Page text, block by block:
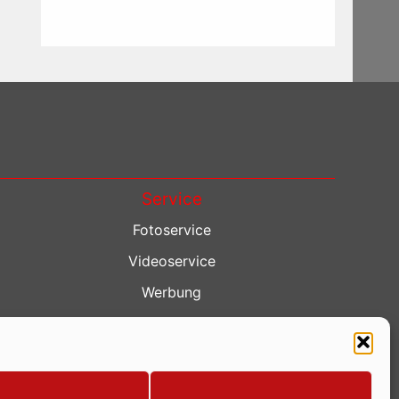
Service
Fotoservice
Videoservice
Werbung